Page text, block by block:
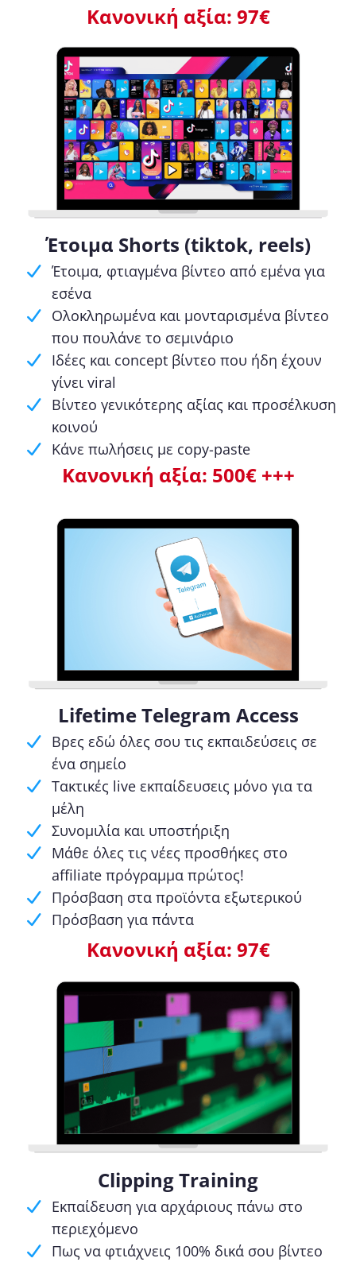
Κανονική αξία: 97€
Έτοιμα Shorts (tiktok, reels)
Έτοιμα, φτιαγμένα βίντεο από εμένα για
εσένα
Ολοκληρωμένα και μονταρισμένα βίντεο
που πουλάνε το σεμινάριο
Ιδέες και concept βίντεο που ήδη έχουν
γίνει viral
Βίντεο γενικότερης αξίας και προσέλκυση
κοινού
Κάνε πωλήσεις με copy-paste
Κανονική αξία: 500€ +++
Lifetime Telegram Access
Βρες εδώ όλες σου τις εκπαιδεύσεις σε
ένα σημείο
Τακτικές live εκπαίδευσεις μόνο για τα
με΄λη
Συνομιλία και υποστήριξη
Μάθε όλες τις νέες προσθήκες στο
affiliate πρόγραμμα πρώτος!
Πρόσβαση στα προϊόντα εξωτερικού
Πρόσβαση για πάντα
Κανονική αξία: 97€
Clipping Training
Εκπαίδευση για αρχάριους πάνω στο
περιεχόμενο
Πως να φτιάχνεις 100% δικά σου βίντεο